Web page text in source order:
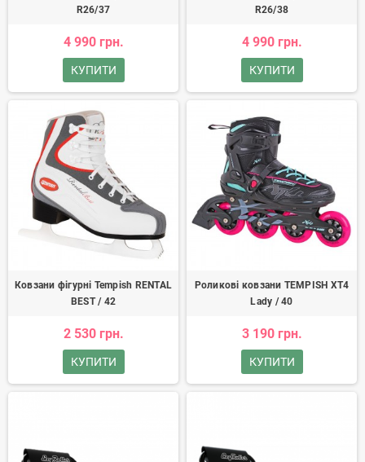
R26/37
4 990 грн.
КУПИТИ
R26/38
4 990 грн.
КУПИТИ
Ковзани фігурні Tempish RENTAL
BEST / 42
2 530 грн.
КУПИТИ
Роликові ковзани TEMPISH XT4
Lady / 40
3 190 грн.
КУПИТИ